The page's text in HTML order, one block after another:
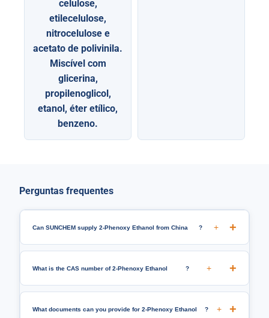
celulose,
etilecelulose,
nitrocelulose e
acetato de polivinila.
Miscível com
glicerina,
propilenoglicol,
etanol, éter etílico,
benzeno.
Perguntas frequentes
Can SUNCHEM supply 2-Phenoxy Ethanol from China ? +
What is the CAS number of 2-Phenoxy Ethanol ? +
What documents can you provide for 2-Phenoxy Ethanol ? +